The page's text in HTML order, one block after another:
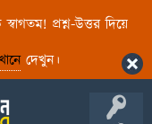
প্রশ্ন-উত্তর দিয়ে
দেখুন।